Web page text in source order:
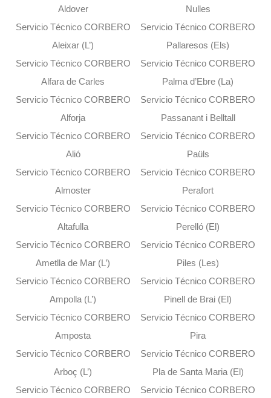
Aldover
Servicio Técnico CORBERO
Aleixar (L’)
Servicio Técnico CORBERO
Alfara de Carles
Servicio Técnico CORBERO
Alforja
Servicio Técnico CORBERO
Alió
Servicio Técnico CORBERO
Almoster
Servicio Técnico CORBERO
Altafulla
Servicio Técnico CORBERO
Ametlla de Mar (L’)
Servicio Técnico CORBERO
Ampolla (L’)
Servicio Técnico CORBERO
Amposta
Servicio Técnico CORBERO
Arboç (L’)
Servicio Técnico CORBERO
Nulles
Servicio Técnico CORBERO
Pallaresos (Els)
Servicio Técnico CORBERO
Palma d’Ebre (La)
Servicio Técnico CORBERO
Passanant i Belltall
Servicio Técnico CORBERO
Paüls
Servicio Técnico CORBERO
Perafort
Servicio Técnico CORBERO
Perelló (El)
Servicio Técnico CORBERO
Piles (Les)
Servicio Técnico CORBERO
Pinell de Brai (El)
Servicio Técnico CORBERO
Pira
Servicio Técnico CORBERO
Pla de Santa Maria (El)
Servicio Técnico CORBERO